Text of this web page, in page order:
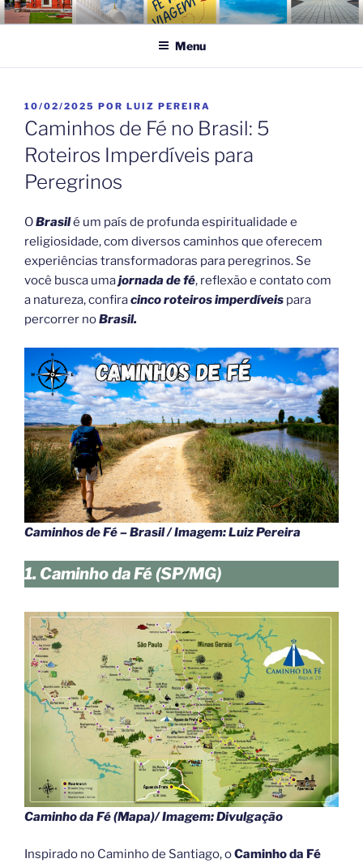
Pular
para
conteúdo
FÉ NA VIAGEM
Turismo Religioso
Menu
PUBLICADO
EM
10/02/2025 POR LUIZ PEREIRA
Caminhos de Fé no Brasil: 5
Roteiros Imperdíveis para
Peregrinos
OBrasilé um país de profunda espiritualidade e
religiosidade, com diversos caminhos que oferecem
experiências transformadoras para peregrinos. Se
você busca umajornada de fé, reflexão e contato com
a natureza, confiracinco roteiros imperdíveis para
percorrer noBrasil.
Caminhos de Fé – Brasil / Imagem: Luiz Pereira
1. Caminho da Fé (SP/MG)
Caminho da Fé (Mapa)/ Imagem: Divulgação
Inspirado no Caminho de Santiago, oCaminho da Fé